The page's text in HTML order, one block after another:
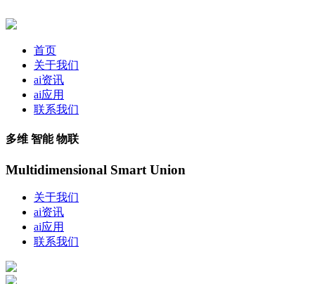
首页
关于我们
ai资讯
ai应用
联系我们
多维 智能 物联
Multidimensional Smart Union
关于我们
ai资讯
ai应用
联系我们